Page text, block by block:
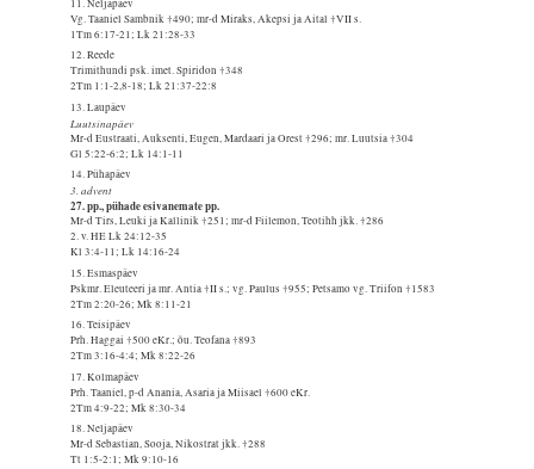
11. Neljapäev
Vg. Taaniel Sambnik †490; mr-d Miraks, Akepsi ja Aital †VII s.
1Tm 6:17-21; Lk 21:28-33
12. Reede
Trimithundi psk. imet. Spiridon †348
2Tm 1:1-2,8-18; Lk 21:37-22:8
13. Laupäev
Luutsinapäev
Mr-d Eustraati, Auksenti, Eugen, Mardaari ja Orest †296; mr. Luutsia †304
Gl 5:22-6:2; Lk 14:1-11
14. Pühapäev
3. advent
27. pp., pühade esivanemate pp.
Mr-d Tirs, Leuki ja Kallinik †251; mr-d Fiilemon, Teotihh jkk. †286
2. v. HE Lk 24:12-35
Kl 3:4-11; Lk 14:16-24
15. Esmaspäev
Pskmr. Eleuteeri ja mr. Antia †II s.; vg. Paulus †955; Petsamo vg. Triifon †1583
2Tm 2:20-26; Mk 8:11-21
16. Teisipäev
Prh. Haggai †500 eKr.; õu. Teofana †893
2Tm 3:16-4:4; Mk 8:22-26
17. Kolmapäev
Prh. Taaniel, p-d Anania, Asaria ja Miisael †600 eKr.
2Tm 4:9-22; Mk 8:30-34
18. Neljapäev
Mr-d Sebastian, Sooja, Nikostrat jkk. †288
Tt 1:5-2:1; Mk 9:10-16